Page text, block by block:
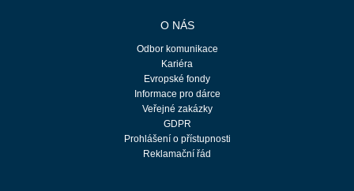
O NÁS
Odbor komunikace
Kariéra
Evropské fondy
Informace pro dárce
Veřejné zakázky
GDPR
Prohlášení o přístupnosti
Reklamační řád